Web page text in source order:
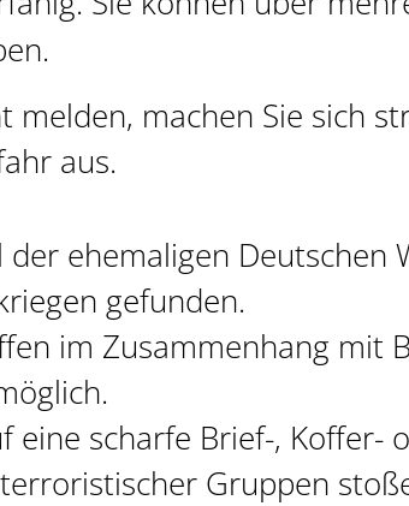
melden, machen Sie sich
aus.
ehemaligen Deutschen
gefunden.
im Zusammenhang mit
eine scharfe Brief-, Koffer-
Gruppen